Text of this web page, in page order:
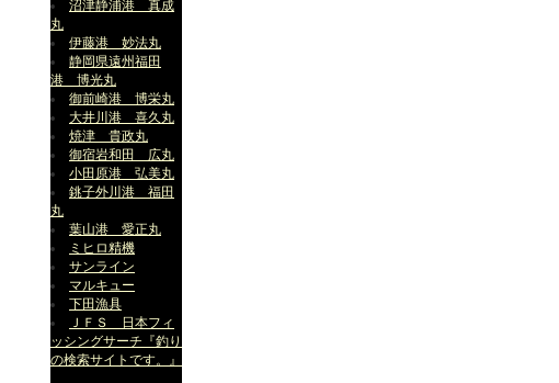
沼津静浦港 真成
丸
伊藤港 妙法丸
静岡県遠州福田
港 博光丸
御前崎港 博栄丸
大井川港 喜久丸
焼津 貴政丸
御宿岩和田 広丸
小田原港 弘美丸
銚子外川港 福田
丸
葉山港 愛正丸
ミヒロ精機
サンライン
マルキュー
下田漁具
ＪＦＳ 日本フィ
ッシングサーチ『釣り
の検索サイトです。』